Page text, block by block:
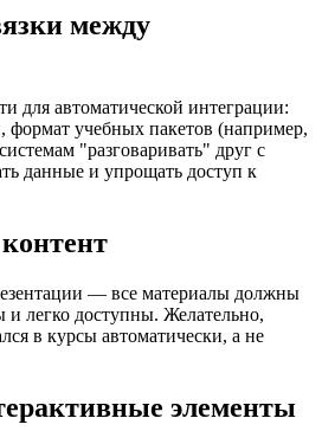
между
для автоматической интеграции:
формат учебных пакетов (например,
"разговаривать" друг с
данные и упрощать доступ к
— все материалы должны
и легко доступны. Желательно,
в курсы автоматически, а не
элементы